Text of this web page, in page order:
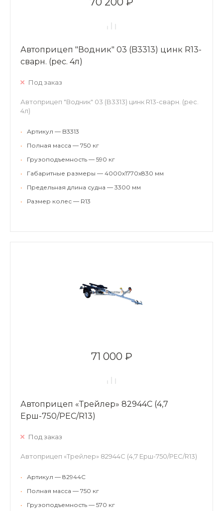
Автоприцеп "Водник" 03 (B3313) цинк R13-
сварн. (рес. 4л)
Под заказ
Автоприцеп "Водник" 03 (B3313) цинк R13-сварн. (рес.
4л)
•
Артикул — B3313
•
Полная масса — 750 кг
•
Грузоподъемность — 590 кг
•
Габаритные размеры — 4000х1770х830 мм
•
Предельная длина судна — 3300 мм
•
Размер колес — R13
71 000 ₽
Автоприцеп «Трейлер» 82944С (4,7
Ерш-750/РЕС/R13)
Под заказ
Автоприцеп «Трейлер» 82944С (4,7 Ерш-750/РЕС/R13)
•
Артикул — 82944C
•
Полная масса — 750 кг
•
Грузоподъемность — 570 кг